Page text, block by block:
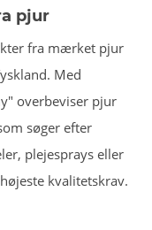
pjur
fra mærket pjur
Med
overbeviser pjur
søger efter
plejesprays eller
kvalitetskrav.